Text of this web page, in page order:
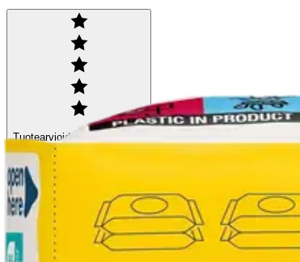
Tuotearvioiden keskiarvo
Alennettu hinta
0,02 €/kpl
Normaalihinta:
7,09 €